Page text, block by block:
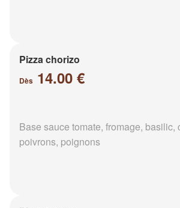
Pizza chorizo
Dès 14.00 €
Base sauce tomate, fromage, basilic,
poivrons, poignons